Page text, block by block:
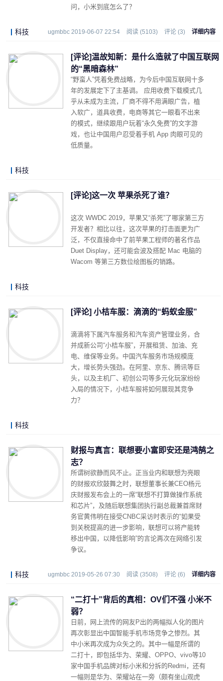
问，小米到底怎么了？
科技 ugmbbc 2019-06-07 22:54 阅读 (5103) 评论 (3) 详细内容
[评论]温故知新：是什么造就了中国互联网
的“黑暗森林”
“野蛮人”凭着免费战略，为今后中国互联网十多
年的发展定下了主基调。 应用收费下载模式几
乎从未成为主流，厂商不得不用满眼广告，植
入软广，道具收费，电商等其它一眼看不出来
的模式，继续跟用户玩着“永久免费”的文字游
戏，也让中国用户忍受着手机 App 肉眼可见的
低质量。
科技
[评论]这一次 苹果杀死了谁？
这次 WWDC 2019，苹果又“杀死”了哪家第三方
开发者？相比以往，这次苹果的打击面更为广
泛，不仅直接命中了前苹果工程师的著名作品
Duet Display，还可能会波及搭配 Mac 电脑的
Wacom 等第三方数位绘图板的销路。
科技
[评论] 小桔车服：滴滴的“蚂蚁金服”
滴滴将下属汽车服务和汽车资产管理业务，合
并成新公司“小桔车服”，开展租赁、加油、充
电、维保等业务。中国汽车服务市场规模庞
大，增长势头强劲。在阿里、京东、腾讯等巨
头，以及主机厂、初创公司等多元化玩家纷纷
入局的情况下，小桔车服将如何展现其竞争
力？
科技
财报与真言：联想要小富即安还是鸿鹄之
志？
所谓树欲静而风不止。正当业内和联想为亮眼
的财报欢欣鼓舞之时，联想董事长兼CEO杨元
庆财报发布会上的一席“联想不打算做操作系统
和芯片”，及随后联想集团执行副总裁兼首席财
务官黄伟明在接受CNBC采访时表示的“如果受
到关税提高的进一步影响，联想可以将产能转
移出中国，以降低影响”的言论再次在网络引发
争议。
科技 ugmbbc 2019-05-26 07:30 阅读 (3508) 评论 (6) 详细内容
“二打十”背后的真相：OV们不强 小米不
弱？
日前，网上流传的网友P出的两幅拟人化的图片
再次彰显出中国智能手机市场竞争之惨烈。其
中小米再次成为众矢之的。其中一幅是所谓的
二打十，即包括华为、荣耀、OPPO、vivo等10
家中国手机品牌对标小米和分拆的Redmi，还有
一幅则是华为、荣耀站在一旁（颇有坐山观虎